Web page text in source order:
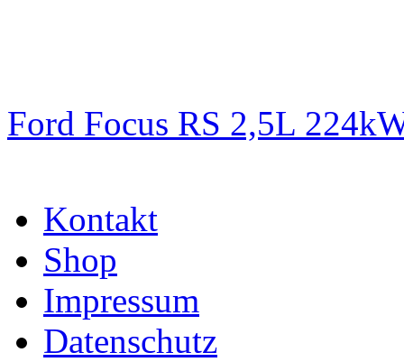
Ford Focus RS 2,5L
Kontakt
Shop
Impressum
Datenschutz